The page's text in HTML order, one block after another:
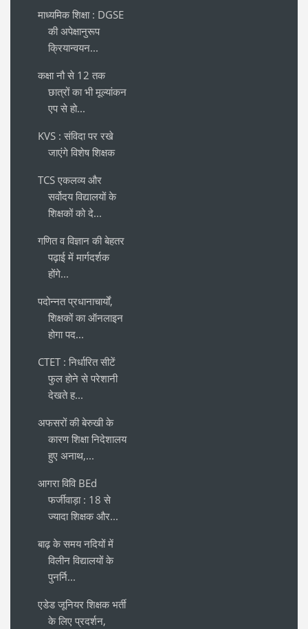
माध्यमिक शिक्षा : DGSE
की अपेक्षानुरूप
क्रियान्वयन...
कक्षा नौ से 12 तक
छात्रों का भी मूल्यांकन
एप से हो...
KVS : संविदा पर रखे
जाएंगे विशेष शिक्षक
TCS एकलव्य और
सर्वोदय विद्यालयों के
शिक्षकों को दे...
गणित व विज्ञान की बेहतर
पढ़ाई में मार्गदर्शक
होंगे...
पदोन्नत प्रधानाचार्यों,
शिक्षकों का ऑनलाइन
होगा पद...
CTET : निर्धारित सीटें
फुल होने से परेशानी
देखते ह...
अफसरों की बेरुखी के
कारण शिक्षा निदेशालय
हुए अनाथ,...
आगरा विवि BEd
फर्जीवाड़ा : 18 से
ज्यादा शिक्षक और...
बाढ़ के समय नदियों में
विलीन विद्यालयों के
पुनर्नि...
एडेड जूनियर शिक्षक भर्ती
के लिए प्रदर्शन,